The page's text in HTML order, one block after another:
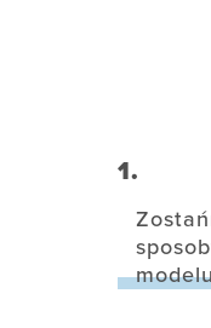
1.